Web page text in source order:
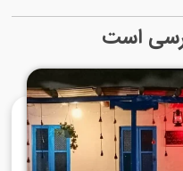
است